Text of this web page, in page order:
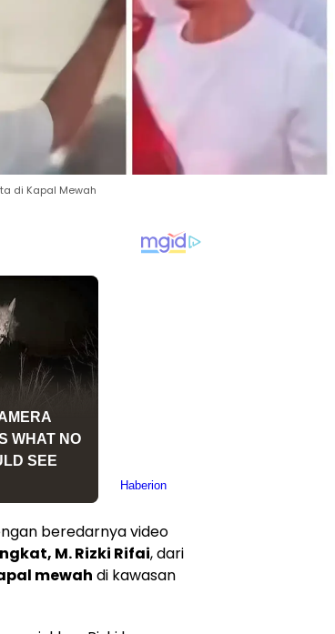
di Kapal Mewah
beredarnya video
M. Rizki Rifai, dari
mewah di kawasan